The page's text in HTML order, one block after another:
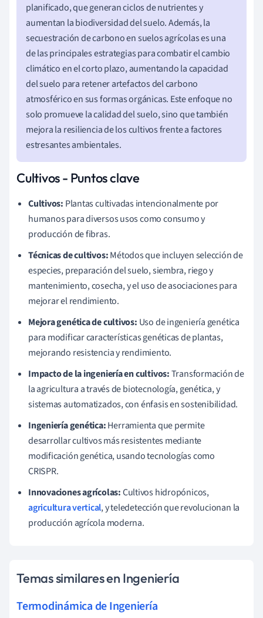
planificado, que generan ciclos de nutrientes y
aumentan la biodiversidad del suelo. Además, la
secuestración de carbono en suelos agrícolas es una
de las principales estrategias para combatir el cambio
climático en el corto plazo, aumentando la capacidad
del suelo para retener artefactos del carbono
atmosférico en sus formas orgánicas. Este enfoque no
solo promueve la calidad del suelo, sino que también
mejora la resiliencia de los cultivos frente a factores
estresantes ambientales.
Cultivos - Puntos clave
Cultivos: Plantas cultivadas intencionalmente por
humanos para diversos usos como consumo y
producción de fibras.
Técnicas de cultivos:Métodos que incluyen selección de
especies, preparación del suelo, siembra, riego y
mantenimiento, cosecha, y el uso de asociaciones para
mejorar el rendimiento.
Mejora genética de cultivos: Uso de ingeniería genética
para modificar características genéticas de plantas,
mejorando resistencia y rendimiento.
Impacto de la ingeniería en cultivos:Transformación de
la agricultura a través de biotecnología, genética, y
sistemas automatizados, con énfasis en sostenibilidad.
Ingeniería genética:Herramienta que permite
desarrollar cultivos más resistentes mediante
modificación genética, usando tecnologías como
CRISPR.
Innovaciones agrícolas:Cultivos hidropónicos,
agricultura vertical, y teledetección que revolucionan la
producción agrícola moderna.
Temas similares en Ingeniería
Termodinámica de Ingeniería